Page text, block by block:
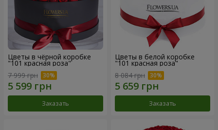
Цветы в чёрной коробке
"101 красная роза"
7 999 грн
Заказать
Цветы в белой коробке
"101 красная роза"
8 084 грн
Заказать